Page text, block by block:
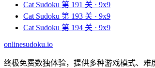
Cat Sudoku 第 191 关 · 9x9
Cat Sudoku 第 193 关 · 9x9
Cat Sudoku 第 194 关 · 9x9
onlinesudoku.io
终极免费数独体验，提供多种游戏模式、难